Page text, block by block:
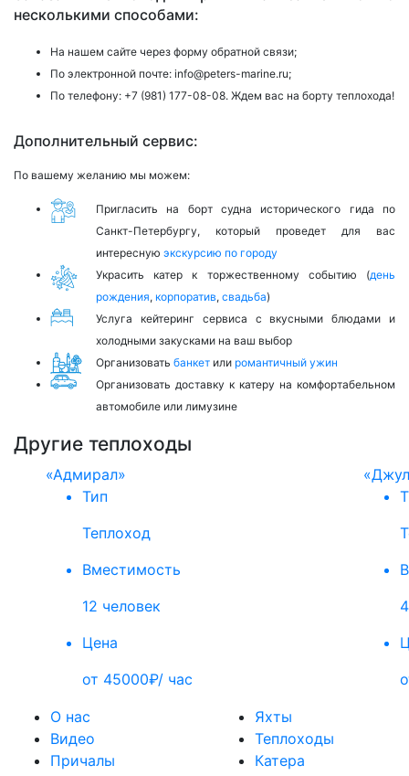
несколькими способами:
На нашем сайте через форму обратной связи;
По электронной почте: info@peters-marine.ru;
По телефону: +7 (981) 177-08-08. Ждем вас на борту теплохода!
Дополнительный сервис:
По вашему желанию мы можем:
Пригласить на борт судна исторического гида по
Санкт-Петербургу, который проведет для вас
интересную экскурсию по городу
Украсить катер к торжественному событию (день
рождения, корпоратив, свадьба)
Услуга кейтеринг сервиса с вкусными блюдами и
холодными закусками на ваш выбор
Организовать банкет или романтичный ужин
Организовать доставку к катеру на комфортабельном
автомобиле или лимузине
Другие теплоходы
«Адмирал»
Тип
Теплоход
Вместимость
12 человек
Цена
от 45000₽/ час
О нас
Видео
Причалы
Яхты
Теплоходы
Катера